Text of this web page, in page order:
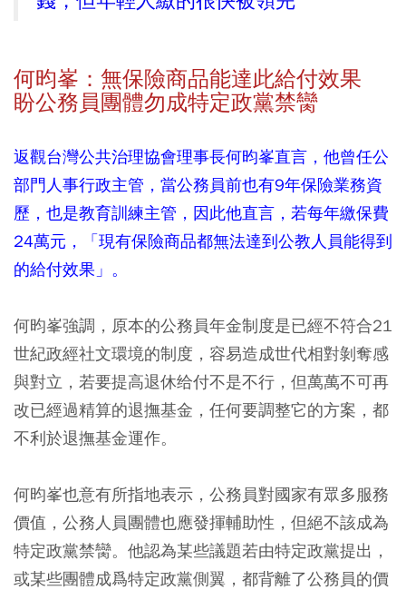
何昀峯：無保險商品能達此給付效果
盼公務員團體勿成特定政黨禁臠
返觀台灣公共治理協會理事長何昀峯直言，他曾任公
部門人事行政主管，當公務員前也有9年保險業務資
歷，也是教育訓練主管，因此他直言，若每年繳保費
24萬元，「現有保險商品都無法達到公教人員能得到
的給付效果」。
何昀峯強調，原本的公務員年金制度是已經不符合21
世紀政經社文環境的制度，容易造成世代相對剝奪感
與對立，若要提高退休给付不是不行，但萬萬不可再
改已經過精算的退撫基金，任何要調整它的方案，都
不利於退撫基金運作。
何昀峯也意有所指地表示，公務員對國家有眾多服務
價值，公務人員團體也應發揮輔助性，但絕不該成為
特定政黨禁臠。他認為某些議題若由特定政黨提出，
或某些團體成爲特定政黨側翼，都背離了公務員的價